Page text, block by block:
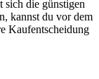
sich die günstigen
kannst du vor dem
Kaufentscheidung